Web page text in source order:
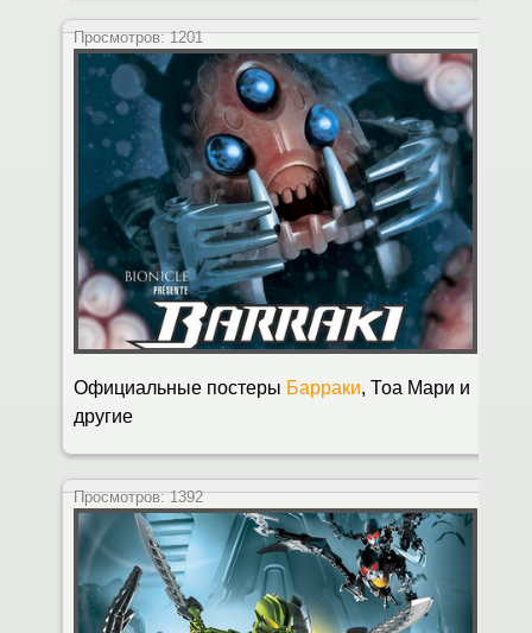
Просмотров:1201
Официальные постеры Барраки, Тоа Мари и
другие
Просмотров:1392